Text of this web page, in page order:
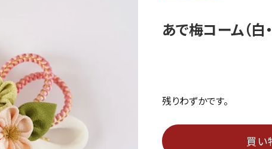
あで梅コーム（白
残りわずかです。
買い